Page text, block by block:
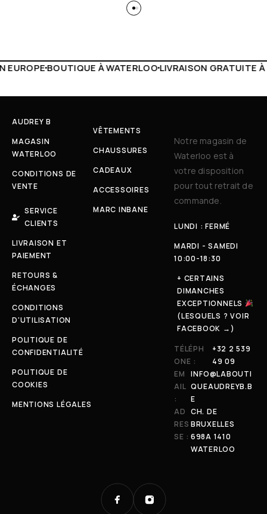
LIVRAISON GRATUITE À PARTIR DE 150€LIVE
AUDREY B
MAGASIN
WATERLOO
CONDITIONS DE
VENTE
SERVICE
CLIENTS
LIVRAISON ET
PAIEMENT
RETOURS &
ÉCHANGES
CONDITIONS
D'UTILISATION
POLITIQUE DE
CONFIDENTIALITÉ
POLITIQUE DE
COOKIES
MENTIONS LÉGALES
VÊTEMENTS
CHAUSSURES
CADEAUX
ACCESSOIRES
MARC INBANE
Notre magasin de
Waterloo est à
votre disposition
pour tout retrait de
commande.
LUNDI : FERMÉ
MARDI - SAMEDI
10:00-18:30
+ CERTAINS
DIMANCHES
EXCEPTIONNELS
(LESQUELS ? VOIR
FACEBOOK →)
TÉLÉPH
ONE :
+32 2 539
49 09
EM
AIL
:
INFO@LABOUTI
QUEAUDREYB.B
E
AD
RES
SE :
CH. DE
BRUXELLES
698A 1410
WATERLOO